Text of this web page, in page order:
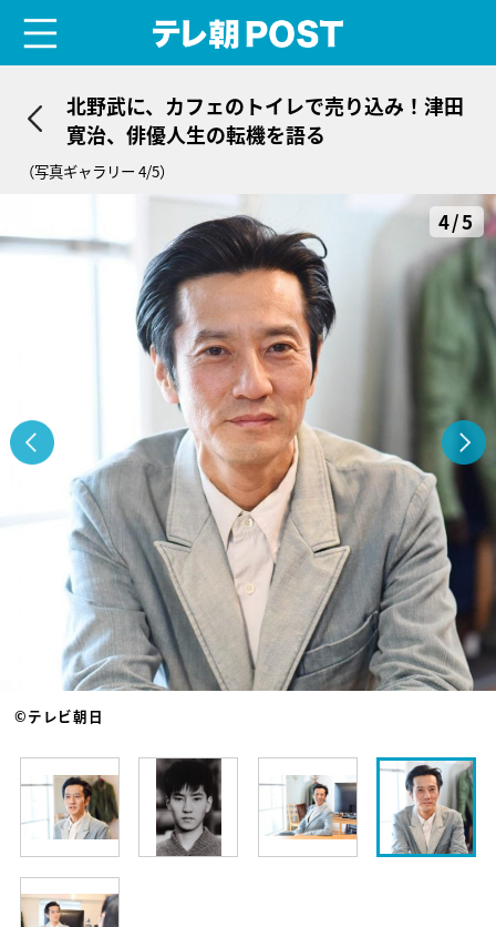
北野武に、カフェのトイレで売り込み！津田
寛治、俳優人生の転機を語る
（写真ギャラリー 4/5）
4/5
©テレビ朝日